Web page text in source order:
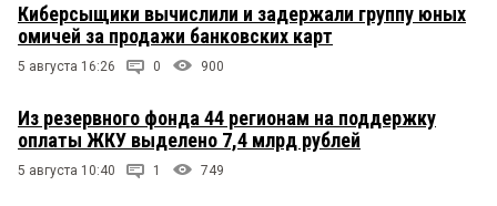
Киберсыщики вычислили и задержали группу юных
омичей за продажи банковских карт
5 августа 16:26 0 900
Из резервного фонда 44 регионам на поддержку
оплаты ЖКУ выделено 7,4 млрд рублей
5 августа 10:40 1 749